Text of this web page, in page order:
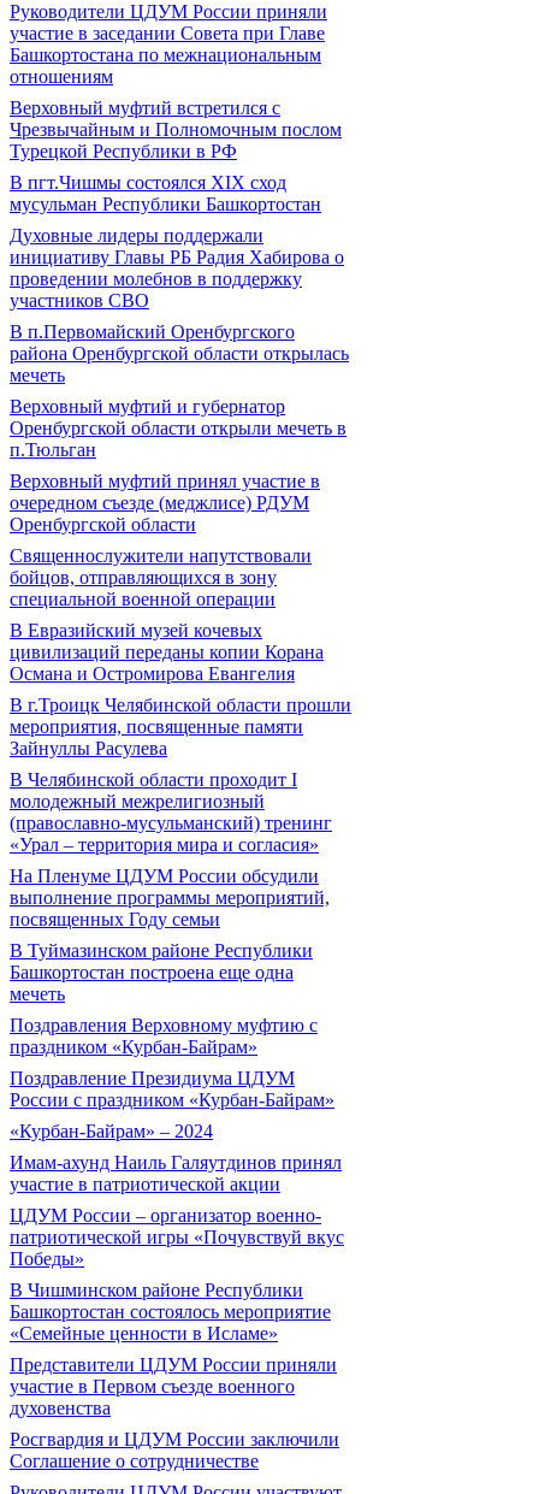
Руководители ЦДУМ России приняли
участие в заседании Совета при Главе
Башкортостана по межнациональным
отношениям
Верховный муфтий встретился с
Чрезвычайным и Полномочным послом
Турецкой Республики в РФ
В пгт.Чишмы состоялся XIX сход
мусульман Республики Башкортостан
Духовные лидеры поддержали
инициативу Главы РБ Радия Хабирова о
проведении молебнов в поддержку
участников СВО
В п.Первомайский Оренбургского
района Оренбургской области открылась
мечеть
Верховный муфтий и губернатор
Оренбургской области открыли мечеть в
п.Тюльган
Верховный муфтий принял участие в
очередном съезде (меджлисе) РДУМ
Оренбургской области
Священнослужители напутствовали
бойцов, отправляющихся в зону
специальной военной операции
В Евразийский музей кочевых
цивилизаций переданы копии Корана
Османа и Остромирова Евангелия
В г.Троицк Челябинской области прошли
мероприятия, посвященные памяти
Зайнуллы Расулева
В Челябинской области проходит I
молодежный межрелигиозный
(православно-мусульманский) тренинг
«Урал – территория мира и согласия»
На Пленуме ЦДУМ России обсудили
выполнение программы мероприятий,
посвященных Году семьи
В Туймазинском районе Республики
Башкортостан построена еще одна
мечеть
Поздравления Верховному муфтию с
праздником «Курбан-Байрам»
Поздравление Президиума ЦДУМ
России с праздником «Курбан-Байрам»
«Курбан-Байрам» – 2024
Имам-ахунд Наиль Галяутдинов принял
участие в патриотической акции
ЦДУМ России – организатор военно-
патриотической игры «Почувствуй вкус
Победы»
В Чишминском районе Республики
Башкортостан состоялось мероприятие
«Семейные ценности в Исламе»
Представители ЦДУМ России приняли
участие в Первом съезде военного
духовенства
Росгвардия и ЦДУМ России заключили
Соглашение о сотрудничестве